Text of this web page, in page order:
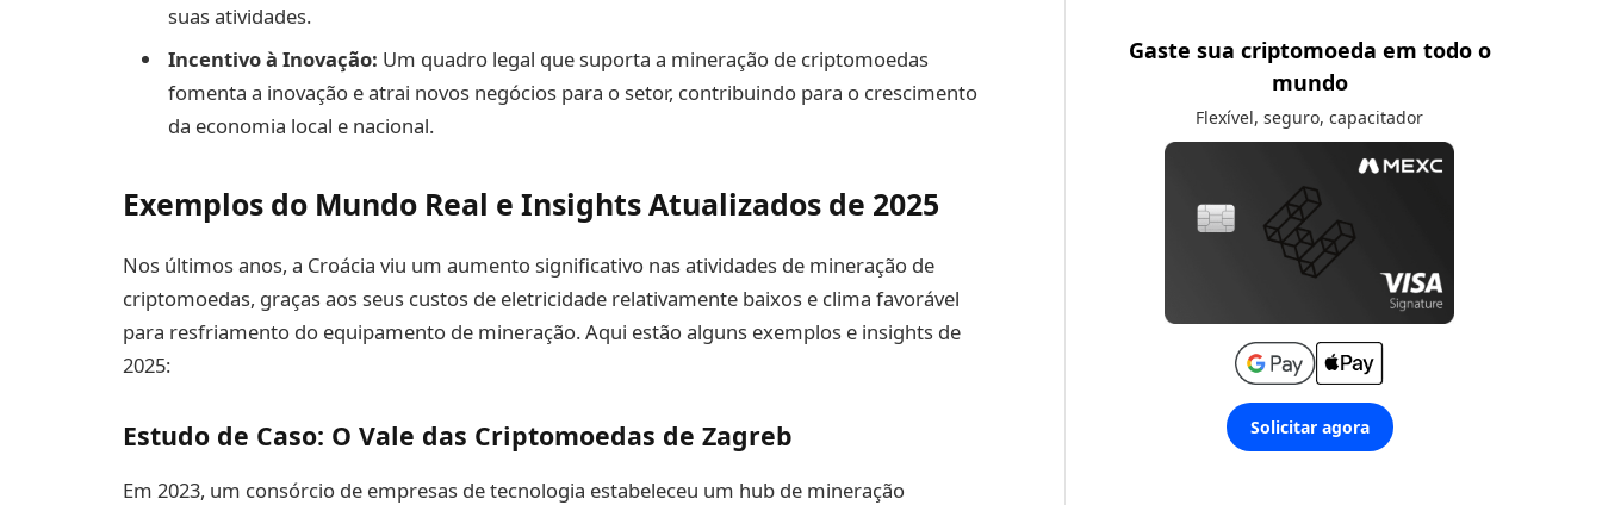
suas atividades.
Incentivo à Inovação: Um quadro legal que suporta a mineração de criptomoedas
fomenta a inovação e atrai novos negócios para o setor, contribuindo para o crescimento
da economia local e nacional.
Exemplos do Mundo Real e Insights Atualizados de 2025
Nos últimos anos, a Croácia viu um aumento significativo nas atividades de mineração de
criptomoedas, graças aos seus custos de eletricidade relativamente baixos e clima favorável
para resfriamento do equipamento de mineração. Aqui estão alguns exemplos e insights de
2025:
Estudo de Caso: O Vale das Criptomoedas de Zagreb
Em 2023, um consórcio de empresas de tecnologia estabeleceu um hub de mineração
Gaste sua criptomoeda em todo o
mundo
Flexível, seguro, capacitador
Solicitar agora